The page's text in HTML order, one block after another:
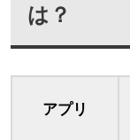
は？
アプリ